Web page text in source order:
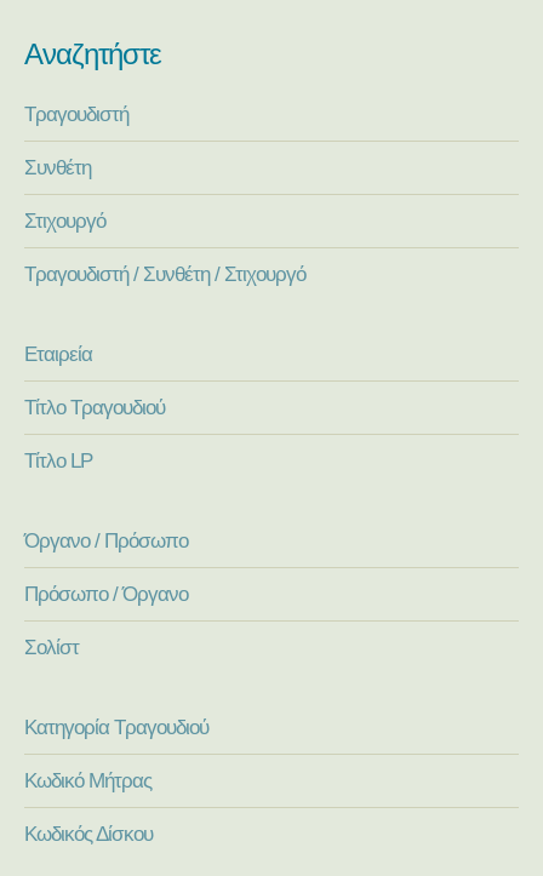
Αναζητήστε
Τραγουδιστή
Συνθέτη
Στιχουργό
Τραγουδιστή / Συνθέτη / Στιχουργό
Εταιρεία
Τίτλο Τραγουδιού
Τίτλο LP
Όργανο / Πρόσωπο
Πρόσωπο / Όργανο
Σολίστ
Κατηγορία Τραγουδιού
Κωδικό Μήτρας
Κωδικός Δίσκου